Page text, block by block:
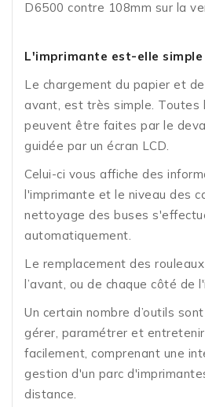
D6500 contre 108mm sur la
L'imprimante est-elle
Le chargement du papier et
avant, est très simple. Toutes
peuvent être faites par le
guidée par un écran LCD.
Celui-ci vous affiche des
l'imprimante et le niveau des
nettoyage des buses
automatiquement.
Le remplacement des
l’avant, ou de chaque côté de
Un certain nombre d’outils
gérer, paramétrer et entretenir
facilement, comprenant une
gestion d'un parc
distance.